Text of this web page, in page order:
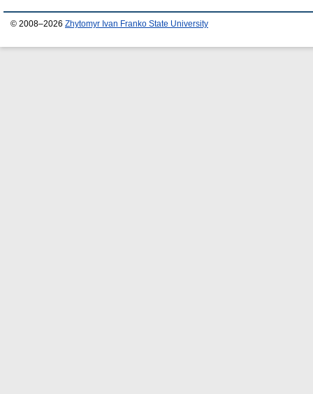
© 2008–2026 Zhytomyr Ivan Franko State University